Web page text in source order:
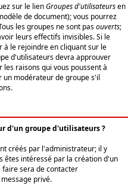
sur le lienGroupes d'utilisateursen
de document); vous pourrez
les groupes ne sont pasouverts;
leurs effectifs invisibles. Si le
à le rejoindre en cliquant sur le
d'utilisateurs devra approuver
raisons qui vous poussent à
un modérateur de groupe s'il
d'un groupe d'utilisateurs ?
créés par l'administrateur; il y
êtes intéressé par la création d'un
sera de contacter
privé.